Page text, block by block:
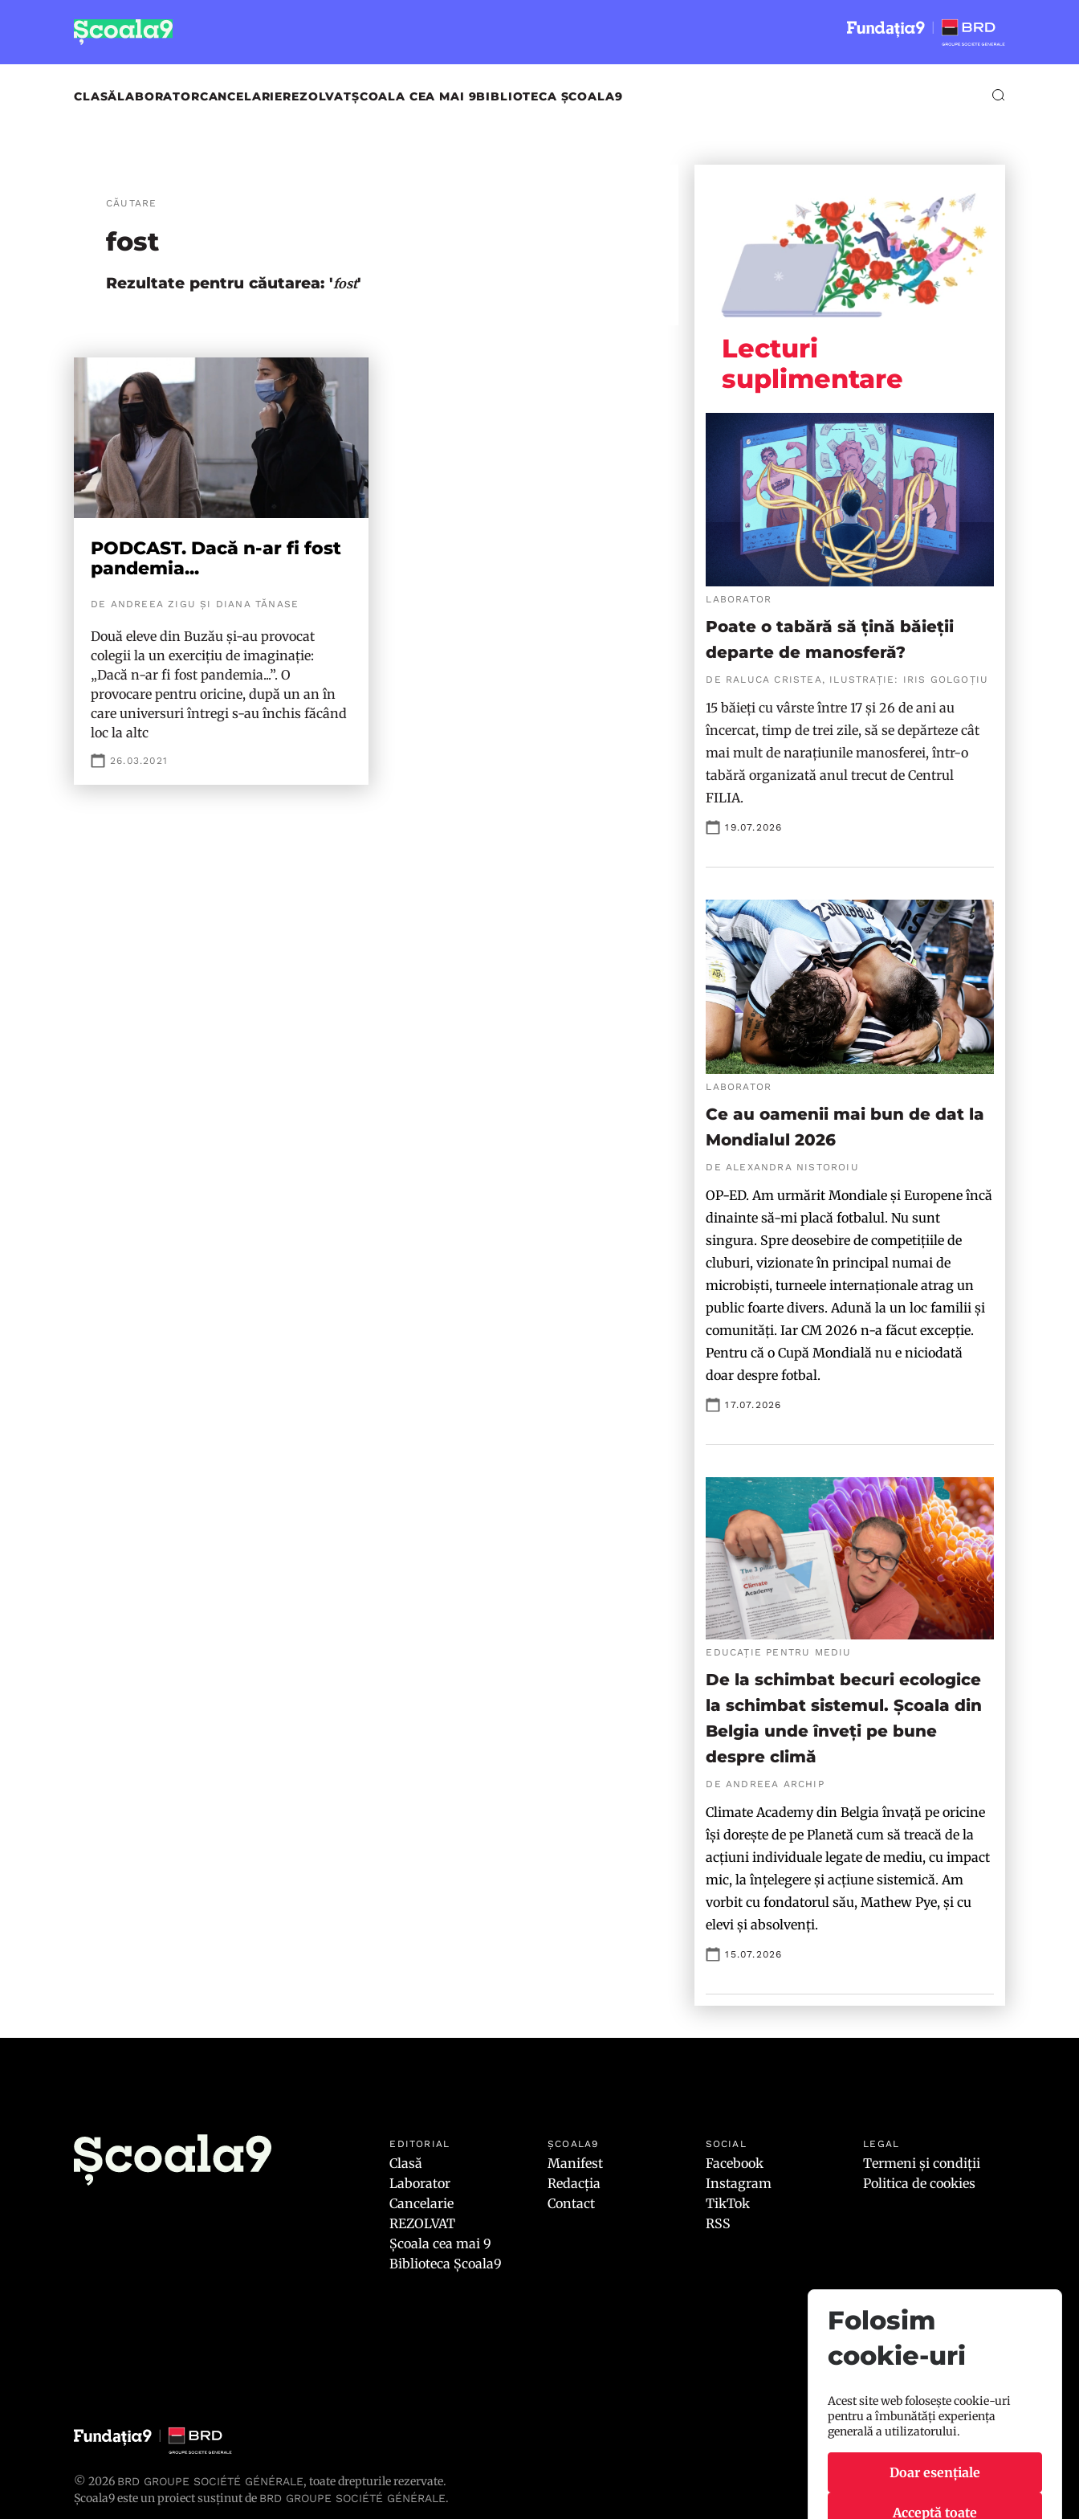
CLASĂLABORATORCANCELARIEREZOLVATȘCOALA CEA MAI 9BIBLIOTECA ȘCOALA9
CĂUTARE
fost
Rezultate pentru căutarea: 'fost'
PODCAST. Dacă n-ar fi fost
pandemia...
DE ANDREEA ZIGU ȘI DIANA TĂNASE
Două eleve din Buzău și-au provocat
colegii la un exercițiu de imaginație:
„Dacă n-ar fi fost pandemia...”. O
provocare pentru oricine, după un an în
care universuri întregi s-au închis făcând
loc la altc
26.03.2021
Lecturi
suplimentare
LABORATOR
Poate o tabără să țină băieții
departe de manosferă?
DE RALUCA CRISTEA, ILUSTRAȚIE: IRIS GOLGOȚIU
15 băieți cu vârste între 17 și 26 de ani au
încercat, timp de trei zile, să se depărteze cât
mai mult de narațiunile manosferei, într-o
tabără organizată anul trecut de Centrul
FILIA.
19.07.2026
LABORATOR
Ce au oamenii mai bun de dat la
Mondialul 2026
DE ALEXANDRA NISTOROIU
OP-ED. Am urmărit Mondiale și Europene încă
dinainte să-mi placă fotbalul. Nu sunt
singura. Spre deosebire de competițiile de
cluburi, vizionate în principal numai de
microbiști, turneele internaționale atrag un
public foarte divers. Adună la un loc familii și
comunități. Iar CM 2026 n-a făcut excepție.
Pentru că o Cupă Mondială nu e niciodată
doar despre fotbal.
17.07.2026
EDUCAȚIE PENTRU MEDIU
De la schimbat becuri ecologice
la schimbat sistemul. Școala din
Belgia unde înveți pe bune
despre climă
DE ANDREEA ARCHIP
Climate Academy din Belgia învață pe oricine
își dorește de pe Planetă cum să treacă de la
acțiuni individuale legate de mediu, cu impact
mic, la înțelegere și acțiune sistemică. Am
vorbit cu fondatorul său, Mathew Pye, și cu
elevi și absolvenți.
15.07.2026
EDITORIAL
Clasă
Laborator
Cancelarie
REZOLVAT
Școala cea mai 9
Biblioteca Școala9
ȘCOALA9
Manifest
Redacția
Contact
SOCIAL
Facebook
Instagram
TikTok
RSS
LEGAL
Termeni și condiții
Politica de cookies
© 2026 BRD GROUPE SOCIÉTÉ GÉNÉRALE, toate drepturile rezervate.
Școala9 este un proiect susținut de BRD GROUPE SOCIÉTÉ GÉNÉRALE.
Folosim
cookie-uri
Acest site web folosește cookie-uri
pentru a îmbunătăți experiența
generală a utilizatorului.
Doar esențiale
Acceptă toate